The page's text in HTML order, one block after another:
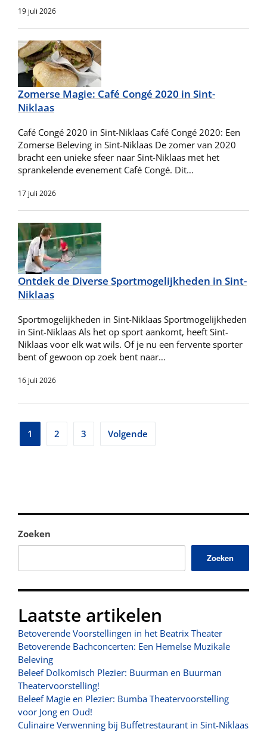
Zoeken
Zoeken
Laatste artikelen
Betoverende Voorstellingen in het Beatrix Theater
Betoverende Bachconcerten: Een Hemelse Muzikale
Beleving
Beleef Dolkomisch Plezier: Buurman en Buurman
Theatervoorstelling!
Beleef Magie en Plezier: Bumba Theatervoorstelling
voor Jong en Oud!
Culinaire Verwenning bij Buffetrestaurant in Sint-Niklaas
19 juli 2026
Zomerse Magie: Café Congé 2020 in Sint-
Niklaas
Café Congé 2020 in Sint-Niklaas Café Congé 2020: Een
Zomerse Beleving in Sint-Niklaas De zomer van 2020
bracht een unieke sfeer naar Sint-Niklaas met het
sprankelende evenement Café Congé. Dit…
17 juli 2026
Ontdek de Diverse Sportmogelijkheden in Sint-
Niklaas
Sportmogelijkheden in Sint-Niklaas Sportmogelijkheden
in Sint-Niklaas Als het op sport aankomt, heeft Sint-
Niklaas voor elk wat wils. Of je nu een fervente sporter
bent of gewoon op zoek bent naar…
16 juli 2026
Berichtnavigatie
1 2 3 Volgende